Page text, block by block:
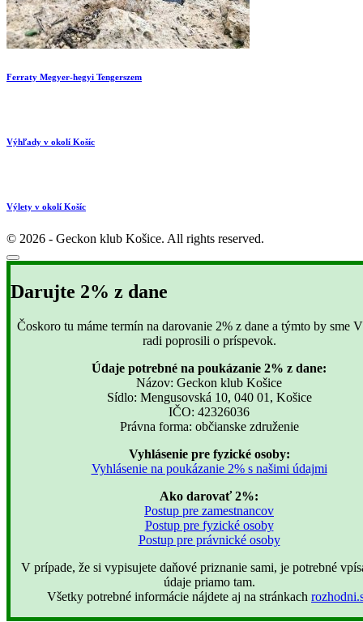
Ferraty Megyer-hegyi Tengerszem
Výhľady v okolí Košíc
Výlety v okolí Košíc
© 2026 - Geckon klub Košice. All rights reserved.
Darujte 2% z dane
Čoskoro tu máme termín na darovanie 2% z dane a týmto by sme
radi poprosili o príspevok.
Údaje potrebné na poukázanie 2% z dane:
Názov: Geckon klub Košice
Sídlo: Mengusovská 10, 040 01, Košice
IČO: 42326036
Právna forma: občianske združenie
Vyhlásenie pre fyzické osoby:
Vyhlásenie na poukázanie 2% s našimi údajmi
Ako darovať 2%:
Postup pre zamestnancov
Postup pre fyzické osoby
Postup pre právnické osoby
V prípade, že si vypisujete daňové priznanie sami, je potrebné
údaje priamo tam.
Všetky potrebné informácie nájdete aj na stránkach